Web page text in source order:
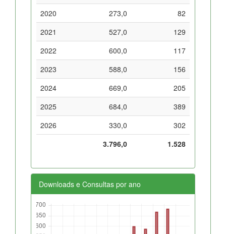
2020
273,0
82
2021
527,0
129
2022
600,0
117
2023
588,0
156
2024
669,0
205
2025
684,0
389
2026
330,0
302
3.796,0
1.528
Downloads e Consultas por ano